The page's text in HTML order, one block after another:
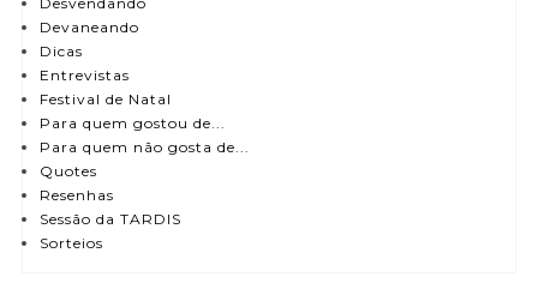
Devaneando
Dicas
Entrevistas
Festival de Natal
Para quem gostou de...
Para quem não gosta de...
Quotes
Resenhas
Sessão da TARDIS
Sorteios